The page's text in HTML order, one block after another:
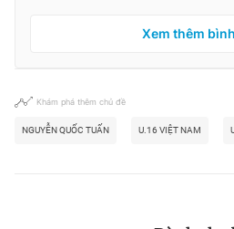
Xem thêm
Khám phá thêm chủ đề
NGUYỄN QUỐC TUẤN U.16 VIỆT NAM